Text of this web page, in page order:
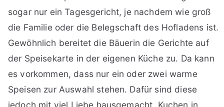
sogar nur ein Tagesgericht, je nachdem wie groß
die Familie oder die Belegschaft des Hofladens ist.
Gewöhnlich bereitet die Bäuerin die Gerichte auf
der Speisekarte in der eigenen Küche zu. Da kann
es vorkommen, dass nur ein oder zwei warme
Speisen zur Auswahl stehen. Dafür sind diese
jedoch mit viel Liebe hausgemacht. Kuchen in